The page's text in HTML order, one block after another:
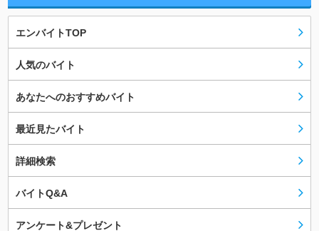
エンバイトTOP
人気のバイト
あなたへのおすすめバイト
最近見たバイト
詳細検索
バイトQ&A
アンケート&プレゼント